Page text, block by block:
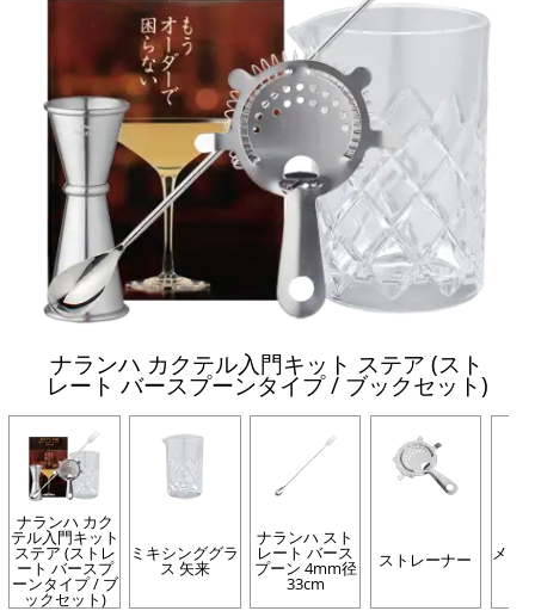
ナランハ カクテル入門キット ステア (スト
レート バースプーンタイプ / ブックセット)
ナランハ カク
テル入門キット
ステア (ストレ
ート バースプ
ーンタイプ / ブ
ックセット)
ミキシンググラ
ス 矢来
ナランハ スト
レート バース
プーン 4mm径
33cm
ストレーナー メジ